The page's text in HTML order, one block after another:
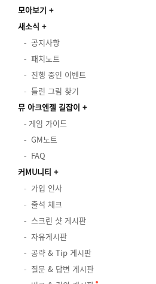
모아보기
새소식
공지사항
패치노트
진행 중인 이벤트
틀린 그림 찾기
뮤 아크엔젤 길잡이
게임 가이드
GM노트
FAQ
커MU니티
가입 인사
출석 체크
스크린 샷 게시판
자유게시판
공략 & Tip 게시판
질문 & 답변 게시판